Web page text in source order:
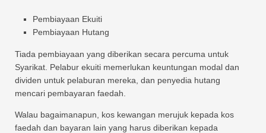
Pembiayaan Ekuiti
Pembiayaan Hutang
Tiada pembiayaan yang diberikan secara percuma untuk
Syarikat. Pelabur ekuiti memerlukan keuntungan modal dan
dividen untuk pelaburan mereka, dan penyedia hutang
mencari pembayaran faedah.
Walau bagaimanapun, kos kewangan merujuk kepada kos
faedah dan bayaran lain yang harus diberikan kepada